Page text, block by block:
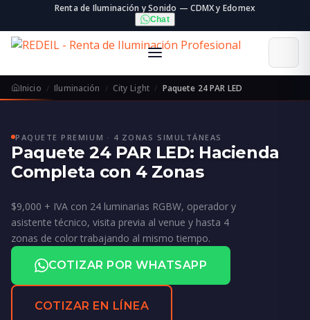
Renta de Iluminación y Sonido — CDMX y Edomex
Chat
Inicio Iluminación City Light Paquete 24 PAR LED
PAQUETE PREMIUM · 4 ZONAS SIMULTÁNEAS
Paquete 24 PAR LED: Hacienda
Completa con 4 Zonas
$9,000 + IVA con 24 luminarias RGBW, operador y
asistente técnico, visita previa al venue y hasta 4
zonas de color trabajando al mismo tiempo.
COTIZAR POR WHATSAPP
COTIZAR EN LÍNEA